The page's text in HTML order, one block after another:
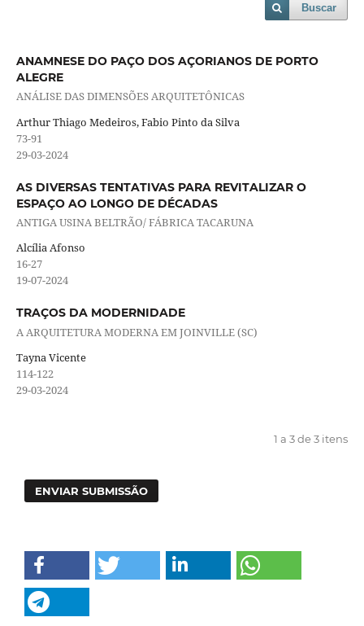
Buscar
ANAMNESE DO PAÇO DOS AÇORIANOS DE PORTO
ALEGRE
ANÁLISE DAS DIMENSÕES ARQUITETÔNICAS
Arthur Thiago Medeiros, Fabio Pinto da Silva
73-91
29-03-2024
AS DIVERSAS TENTATIVAS PARA REVITALIZAR O
ESPAÇO AO LONGO DE DÉCADAS
ANTIGA USINA BELTRÃO/ FÁBRICA TACARUNA
Alcília Afonso
16-27
19-07-2024
TRAÇOS DA MODERNIDADE
A ARQUITETURA MODERNA EM JOINVILLE (SC)
Tayna Vicente
114-122
29-03-2024
1 a 3 de 3 itens
ENVIAR SUBMISSÃO